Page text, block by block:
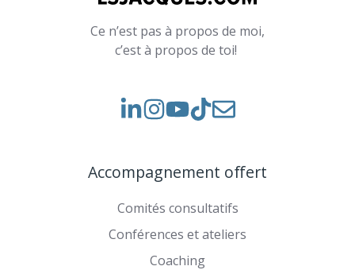
Ce n’est pas à propos de moi,
c’est à propos de toi!
VoirVoir
sur
Rejoignez-
TikTok
Accompagnement offert
Comités consultatifs
Conférences et ateliers
Coaching